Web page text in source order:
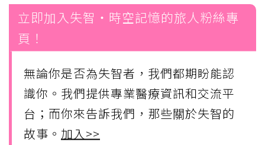
立即加入失智・時空記憶的旅人粉絲專
頁！
無論你是否為失智者，我們都期盼能認
識你。我們提供專業醫療資訊和交流平
台；而你來告訴我們，那些關於失智的
故事。 加入>>